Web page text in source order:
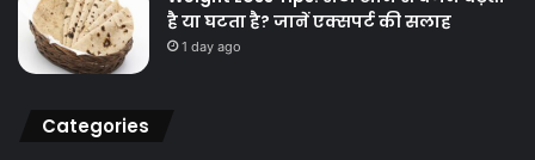
है या घटता है? जानें एक्सपर्ट की सलाह
1 day ago
Categories